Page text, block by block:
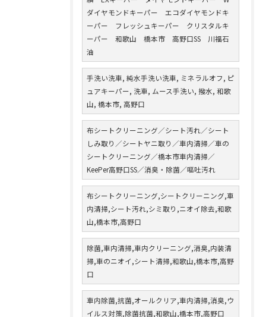
ダイヤモンドキーパー エコダイヤモンドキ
ーパー フレッシュキーパー クリスタルキ
ーパー 和歌山 橋本市 高野口SS 川福石
油
手洗い洗車, 純水手洗い洗車, ミネラルオフ, ピ
ュアキーパー, 洗車, ムース手洗い, 撥水, 和歌
山, 橋本市, 高野口
布シートクリーニング／シート汚れ／シート
しみ取り／シートヤニ取り／車内清掃／車の
シートクリーニング／橋本市車内清掃／
KeePer高野口SS／消臭・除菌／嘔吐汚れ
布シートクリーニング,シートクリーニング,車
内清掃,シート汚れ,シミ取り,ニオイ除去,和歌
山,橋本市,高野口
除菌,車内清掃,車内クリーニング,消臭,内装清
掃,車のニオイ,シート清掃,和歌山,橋本市,高野
口
車内除菌,抗菌,オールクリア,車内清掃,消臭,ウ
イルス対策,除菌抗菌,和歌山,橋本市,高野口